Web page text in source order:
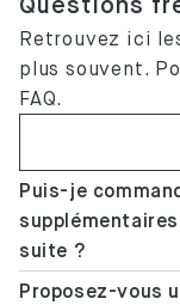
Retrouvez ici
plus souvent.
FAQ.
Puis-je
suite ?
Proposez-vous